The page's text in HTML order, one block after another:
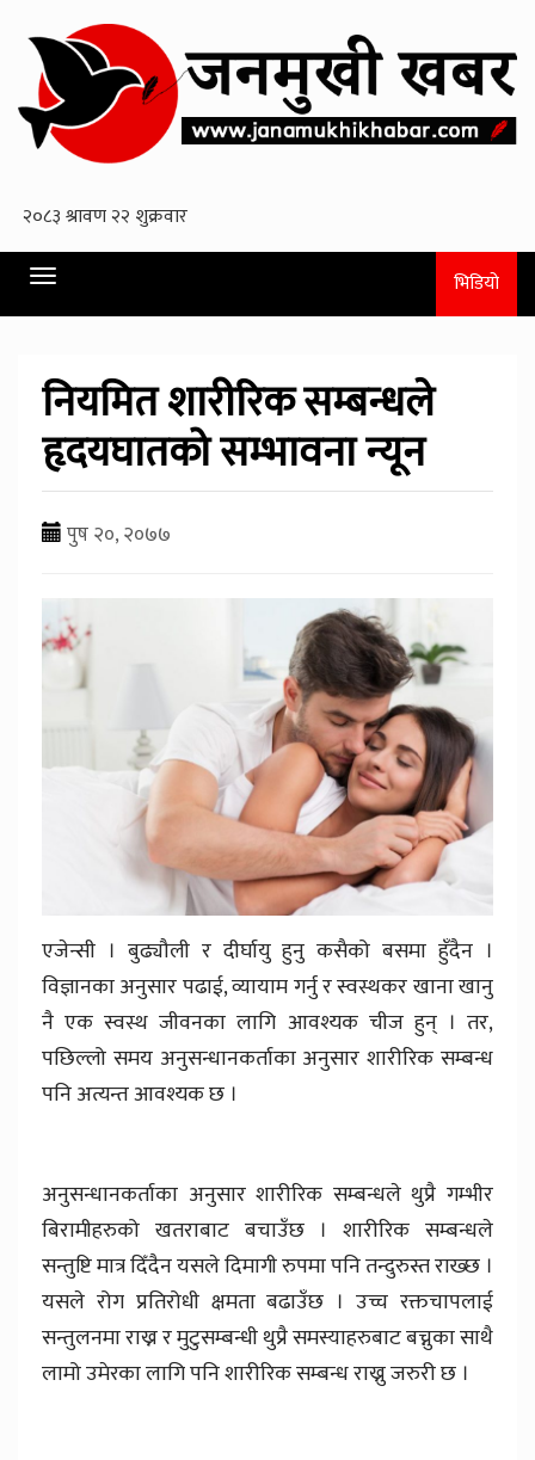
Toggle
navigation
भिडियो
नियमित शारीरिक सम्बन्धले
हृदयघातको सम्भावना न्यून
पुष २०, २०७७
एजेन्सी । बुढ्यौली र दीर्घायु हुनु कसैको बसमा हुँदैन ।
विज्ञानका अनुसार पढाई, व्यायाम गर्नु र स्वस्थकर खाना खानु
नै एक स्वस्थ जीवनका लागि आवश्यक चीज हुन् । तर,
पछिल्लो समय अनुसन्धानकर्ताका अनुसार शारीरिक सम्बन्ध
पनि अत्यन्त आवश्यक छ ।
अनुसन्धानकर्ताका अनुसार शारीरिक सम्बन्धले थुप्रै गम्भीर
बिरामीहरुको खतराबाट बचाउँछ । शारीरिक सम्बन्धले
सन्तुष्टि मात्र दिँदैन यसले दिमागी रुपमा पनि तन्दुरुस्त राख्छ ।
यसले रोग प्रतिरोधी क्षमता बढाउँछ । उच्च रक्तचापलाई
सन्तुलनमा राख्न र मुटुसम्बन्धी थुप्रै समस्याहरुबाट बच्नुका साथै
लामो उमेरका लागि पनि शारीरिक सम्बन्ध राख्नु जरुरी छ ।